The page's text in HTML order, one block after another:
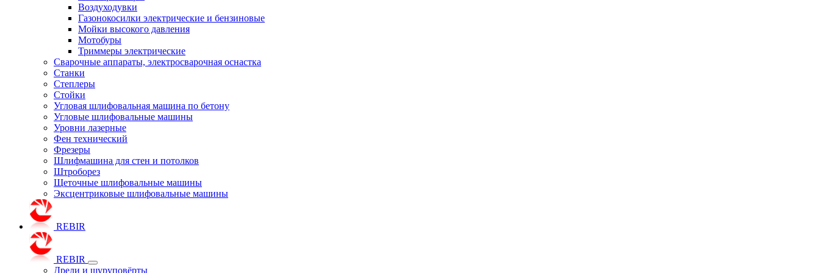
Воздуходувки
Газонокосилки электрические и бензиновые
Мойки высокого давления
Мотобуры
Триммеры электрические
Сварочные аппараты, электросварочная оснастка
Станки
Степлеры
Стойки
Угловая шлифовальная машина по бетону
Угловые шлифовальные машины
Уровни лазерные
Фен технический
Фрезеры
Шлифмашина для стен и потолков
Штроборез
Щеточные шлифовальные машины
Эксцентриковые шлифовальные машины
REBIR
REBIR
Дрели и шуруповёрты